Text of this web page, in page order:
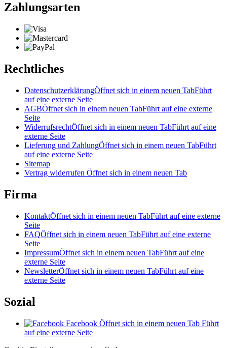
Zahlungsarten
Rechtliches
DatenschutzerklärungÖffnet sich in einem neuen TabFührt
auf eine externe Seite
AGBÖffnet sich in einem neuen TabFührt auf eine externe
Seite
WiderrufsrechtÖffnet sich in einem neuen TabFührt auf eine
externe Seite
Lieferung und ZahlungÖffnet sich in einem neuen TabFührt
auf eine externe Seite
Sitemap
Vertrag widerrufen Öffnet sich in einem neuen Tab
Firma
KontaktÖffnet sich in einem neuen TabFührt auf eine externe
Seite
FAQÖffnet sich in einem neuen TabFührt auf eine externe
Seite
ImpressumÖffnet sich in einem neuen TabFührt auf eine
externe Seite
NewsletterÖffnet sich in einem neuen TabFührt auf eine
externe Seite
Sozial
Facebook Öffnet sich in einem neuen Tab Führt
auf eine externe Seite